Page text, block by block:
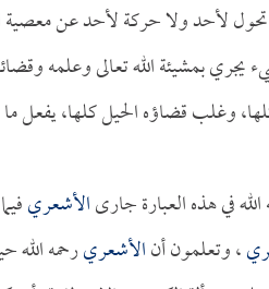
لأحد ولا حركة لأحد عن معصية
يجري بمشيئة الله تعالى وعلمه
وغلب قضاؤه الحيل كلها، يفعل ما
في هذه العبارة جارىالأشعري
، وتعلمون أنالأشعريرحمه الله